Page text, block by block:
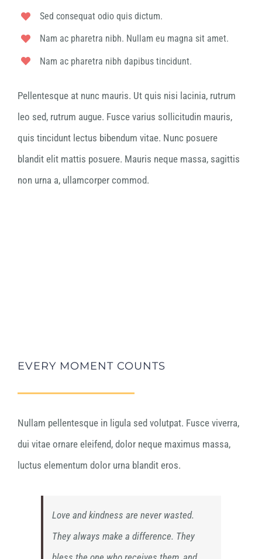
Sed consequat odio quis dictum.
Nam ac pharetra nibh. Nullam eu magna sit amet.
Nam ac pharetra nibh dapibus tincidunt.
Pellentesque at nunc mauris. Ut quis nisi lacinia, rutrum
leo sed, rutrum augue. Fusce varius sollicitudin mauris,
quis tincidunt lectus bibendum vitae. Nunc posuere
blandit elit mattis posuere. Mauris neque massa, sagittis
non urna a, ullamcorper commod.
EVERY MOMENT COUNTS
Nullam pellentesque in ligula sed volutpat. Fusce viverra,
dui vitae ornare eleifend, dolor neque maximus massa,
luctus elementum dolor urna blandit eros.
Love and kindness are never wasted.
They always make a difference. They